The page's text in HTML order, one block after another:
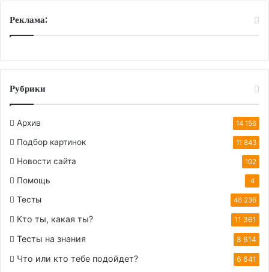
Реклама:
Рубрики
Архив 14 156
Подбор картинок 11 843
Новости сайта 102
Помощь 4
Тесты 46 236
Кто ты, какая ты? 11 361
Тесты на знания 8 614
Что или кто тебе подойдет? 6 641